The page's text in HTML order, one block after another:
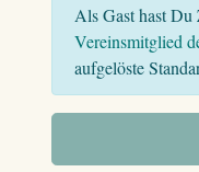
Als Gast hast
Vereinsmitglied
aufgelöste